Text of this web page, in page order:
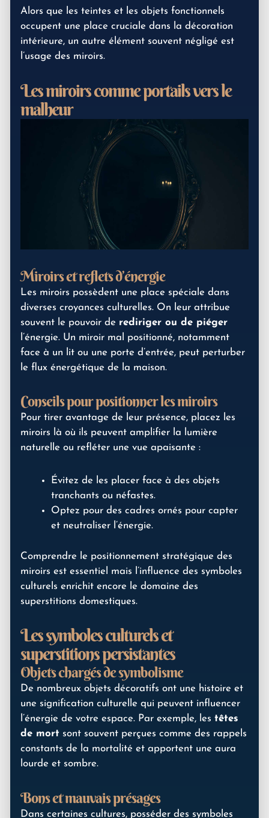
Alors que les teintes et les objets fonctionnels
occupent une place cruciale dans la décoration
intérieure, un autre élément souvent négligé est
l’usage des miroirs.
Les miroirs comme portails vers le
malheur
Miroirs et reflets d’énergie
Les miroirs possèdent une place spéciale dans
diverses croyances culturelles. On leur attribue
souvent le pouvoir de rediriger ou de piéger
l’énergie. Un miroir mal positionné, notamment
face à un lit ou une porte d’entrée, peut perturber
le flux énergétique de la maison.
Conseils pour positionner les miroirs
Pour tirer avantage de leur présence, placez les
miroirs là où ils peuvent amplifier la lumière
naturelle ou refléter une vue apaisante :
Évitez de les placer face à des objets
tranchants ou néfastes.
Optez pour des cadres ornés pour capter
et neutraliser l’énergie.
Comprendre le positionnement stratégique des
miroirs est essentiel mais l’influence des symboles
culturels enrichit encore le domaine des
superstitions domestiques.
Les symboles culturels et
superstitions persistantes
Objets chargés de symbolisme
De nombreux objets décoratifs ont une histoire et
une signification culturelle qui peuvent influencer
l’énergie de votre espace. Par exemple, les têtes
de mort sont souvent perçues comme des rappels
constants de la mortalité et apportent une aura
lourde et sombre.
Bons et mauvais présages
Dans certaines cultures, posséder des symboles